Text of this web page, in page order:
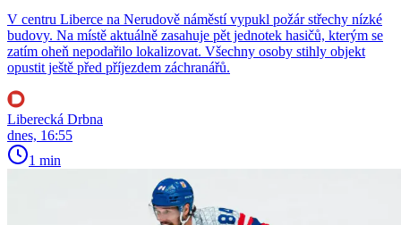
V centru Liberce na Nerudově náměstí vypukl požár střechy nízké
budovy. Na místě aktuálně zasahuje pět jednotek hasičů, kterým se
zatím oheň nepodařilo lokalizovat. Všechny osoby stihly objekt
opustit ještě před příjezdem záchranářů.
Liberecká Drbna
dnes, 16:55
1 min